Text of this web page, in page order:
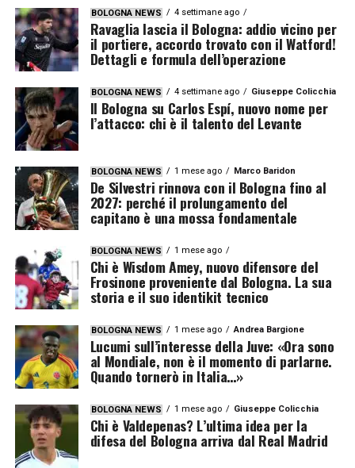
BOLOGNA NEWS 4 settimane ago
Ravaglia lascia il Bologna: addio vicino per
il portiere, accordo trovato con il Watford!
Dettagli e formula dell’operazione
BOLOGNA NEWS 4 settimane ago Giuseppe Colicchia
Il Bologna su Carlos Espí, nuovo nome per
l’attacco: chi è il talento del Levante
BOLOGNA NEWS 1 mese ago Marco Baridon
De Silvestri rinnova con il Bologna fino al
2027: perché il prolungamento del
capitano è una mossa fondamentale
BOLOGNA NEWS 1 mese ago
Chi è Wisdom Amey, nuovo difensore del
Frosinone proveniente dal Bologna. La sua
storia e il suo identikit tecnico
BOLOGNA NEWS 1 mese ago Andrea Bargione
Lucumi sull’interesse della Juve: «Ora sono
al Mondiale, non è il momento di parlarne.
Quando tornerò in Italia…»
BOLOGNA NEWS 1 mese ago Giuseppe Colicchia
Chi è Valdepenas? L’ultima idea per la
difesa del Bologna arriva dal Real Madrid